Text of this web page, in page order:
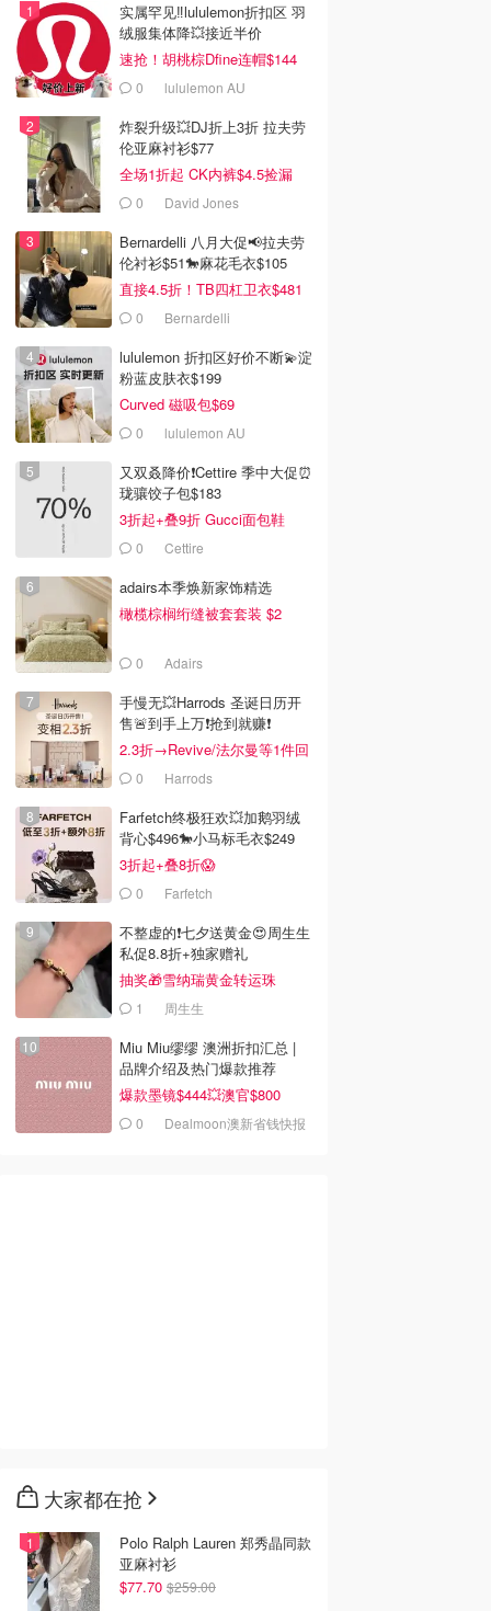
实属罕见‼️lululemon折扣区 羽
绒服集体降💥接近半价
速抢！胡桃棕Dfine连帽$144
0 lululemon AU
炸裂升级💥DJ折上3折 拉夫劳
伦亚麻衬衫$77
全场1折起 CK内裤$4.5捡漏
0 David Jones
Bernardelli 八月大促📢拉夫劳
伦衬衫$51🐎麻花毛衣$105
直接4.5折！TB四杠卫衣$481
0 Bernardelli
lululemon 折扣区好价不断💫淀
粉蓝皮肤衣$199
Curved 磁吸包$69
0 lululemon AU
又双叒降价❗️Cettire 季中大促⏰
珑骧饺子包$183
3折起+叠9折 Gucci面包鞋
$9910 Cettire
adairs本季焕新家饰精选
橄榄棕榈绗缝被套套装 $2
0 Adairs
手慢无💥Harrods 圣诞日历开
售🚨到手上万❗️抢到就赚❗️
2.3折→Revive/法尔曼等1件回
本！0 Harrods
Farfetch终极狂欢💥加鹅羽绒
背心$496🐎小马标毛衣$249
3折起+叠8折😱
0 Farfetch
不整虚的❗️七夕送黄金😍周生生
私促8.8折+独家赠礼
抽奖🎁雪纳瑞黄金转运珠
1 周生生
Miu Miu缪缪 澳洲折扣汇总 |
品牌介绍及热门爆款推荐
爆款墨镜$444💥澳官$800
0 Dealmoon澳新省钱快报
大家都在抢
Polo Ralph Lauren 郑秀晶同款
亚麻衬衫
$77.70 $259.00